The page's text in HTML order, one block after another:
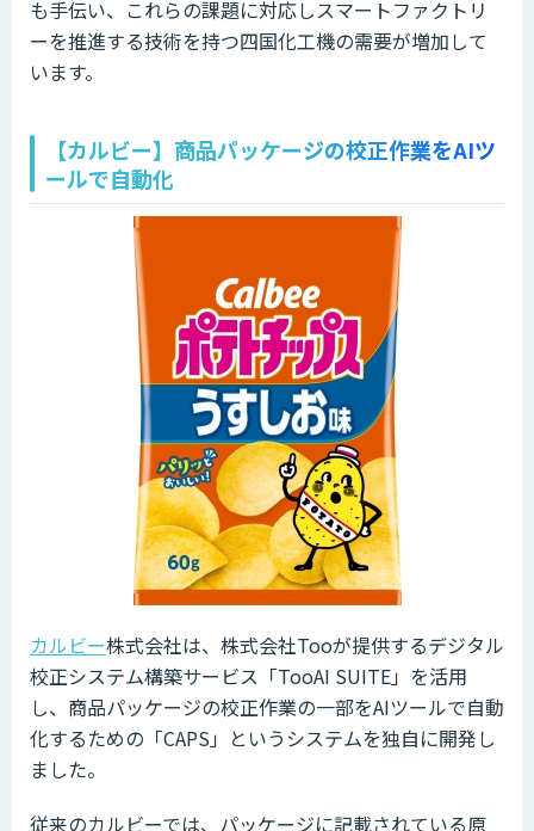
も手伝い、これらの課題に対応しスマートファクトリ
ーを推進する技術を持つ四国化工機の需要が増加して
います。
【カルビー】商品パッケージの校正作業をAIツ
ールで自動化
カルビー株式会社は、株式会社Tooが提供するデジタル
校正システム構築サービス「TooAI SUITE」を活用
し、商品パッケージの校正作業の一部をAIツールで自動
化するための「CAPS」というシステムを独自に開発し
ました。
従来のカルビーでは、パッケージに記載されている原